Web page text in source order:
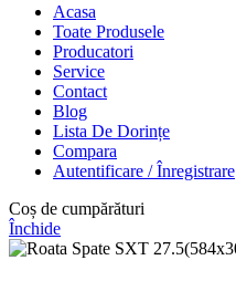
Acasa
Toate Produsele
Producatori
Service
Contact
Blog
Lista De Dorințe
Compara
Autentificare / Înregistrare
Coș de cumpărături
Închide